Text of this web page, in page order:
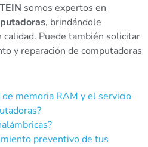
somos expertos en
, brindándole
Puede también solicitar
y reparación de computadoras
de memoria RAM y el servicio
preventivo de tus